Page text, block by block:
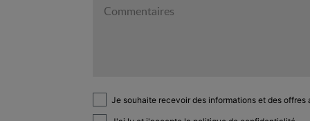
Je souhaite recevoir des informations et des offres